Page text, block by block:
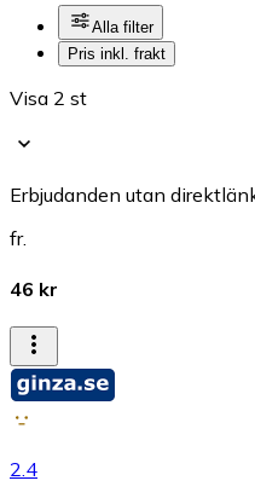
Alla filter
Pris inkl. frakt
Visa 2 st
Erbjudanden utan
fr.
46 kr
2.4